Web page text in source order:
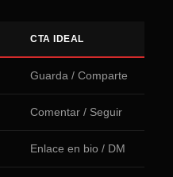
CTA IDEAL
Guarda / Comparte
Comentar / Seguir
Enlace en bio / DM